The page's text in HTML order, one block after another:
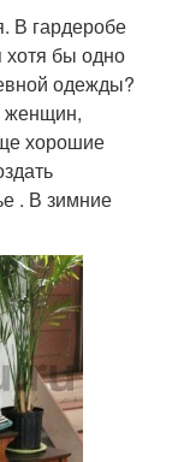
В гардеробе
хотя бы одно
одежды?
женщин,
хорошие
. В зимние